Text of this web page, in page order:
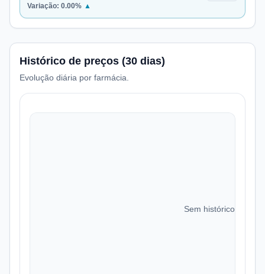
Variação: 0.00% ▲
Histórico de preços (30 dias)
Evolução diária por farmácia.
Sem histórico de